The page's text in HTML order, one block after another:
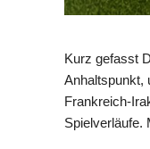
Kurz gefasst
Anhaltspunkt,
Frankreich-
Spielverläufe.